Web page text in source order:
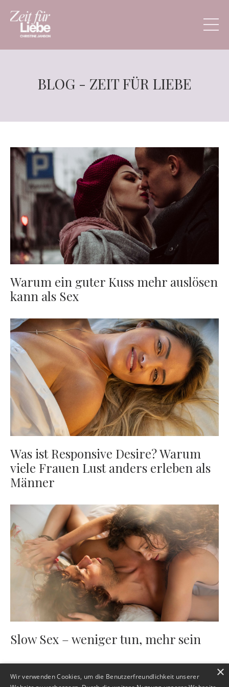
BLOG - ZEIT FÜR LIEBE
Warum ein guter Kuss mehr auslösen
kann als Sex
Was ist Responsive Desire? Warum
viele Frauen Lust anders erleben als
Männer
Slow Sex – weniger tun, mehr sein
Wir verwenden Cookies, um die Benutzerfreundlichkeit unserer
×